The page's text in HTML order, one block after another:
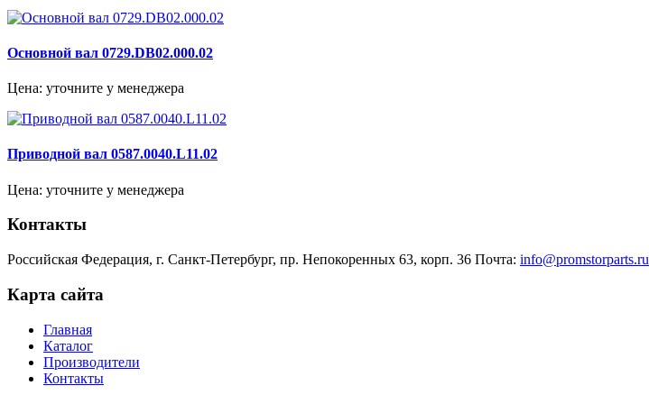
Основной вал 0729.DB02.000.02
Цена: уточните у менеджера
Приводной вал 0587.0040.L11.02
Цена: уточните у менеджера
Контакты
Российская Федерация, г. Санкт-Петербург, пр. Непокоренных 63, корп. 36 Почта: info@promstorparts.ru
Карта сайта
Главная
Каталог
Производители
Контакты